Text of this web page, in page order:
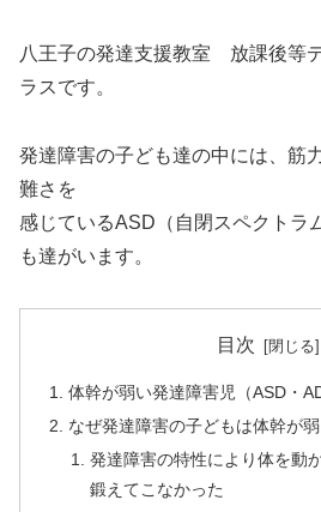
八王子の発達支援教室 放課後等
ラスです。
発達障害の子ども達の中には、筋
難さを
感じているASD（自閉スペクトラ
も達がいます。
目次
体幹が弱い発達障害児（ASD・
なぜ発達障害の子どもは体幹が
発達障害の特性により体を動
鍛えてこなかった